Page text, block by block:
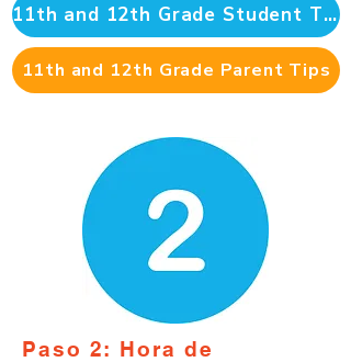
11th and 12th Grade Student Tips
11th and 12th Grade Parent Tips
Paso 2: Hora de